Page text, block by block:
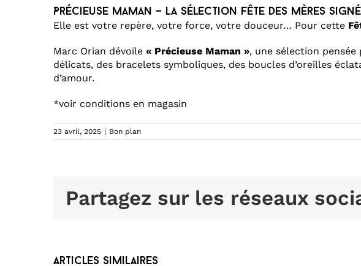
Précieuse Maman – La sélection Fête des Mères
Elle est votre repère, votre force, votre douceur… Pour cette
Marc Orian dévoile « Précieuse Maman », une sélection
délicats, des bracelets symboliques, des boucles d’oreilles
d’amour.
*voir conditions en magasin
23 avril, 2025 | Bon plan
Partagez sur les réseaux
Articles similaires